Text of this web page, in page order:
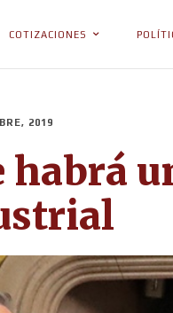
COTIZACIONES
2019
habrá